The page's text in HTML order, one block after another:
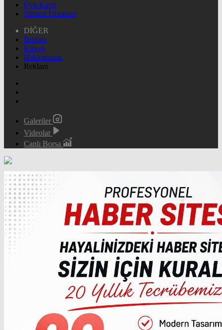
Üye Kayıt
Şifremi Unuttum
DİĞER
İletişim
Künye
Hakkımızda
Reklam
Galeriler
Videolar
Canlı Borsa